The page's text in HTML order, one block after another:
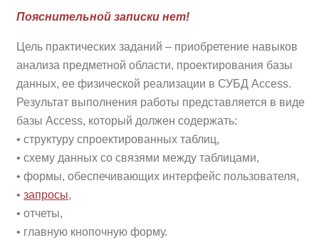
Пояснительной записки нет!
Цель практических заданий – приобретение навыков
анализа предметной области, проектирования базы
данных, ее физической реализации в СУБД Access.
Результат выполнения работы представляется в виде
базы Access, который должен содержать:
• структуру спроектированных таблиц,
• схему данных со связями между таблицами,
• формы, обеспечивающих интерфейс пользователя,
• запросы,
• отчеты,
• главную кнопочную форму.